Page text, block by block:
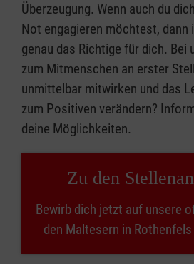
Überzeugung. Wenn auch du
Not engagieren möchtest, dann
genau das Richtige für dich. Bei
zum Mitmenschen an erster
unmittelbar mitwirken und das
zum Positiven verändern?
deine Möglichkeiten.
Zu den
Bewirb dich jetzt auf unsere
den Maltesern in Rothenfels